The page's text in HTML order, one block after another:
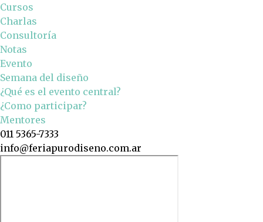
Cursos
Charlas
Consultoría
Notas
Evento
Semana del diseño
¿Qué es el evento central?
¿Como participar?
Mentores
011 5365-7333
info@feriapurodiseno.com.ar